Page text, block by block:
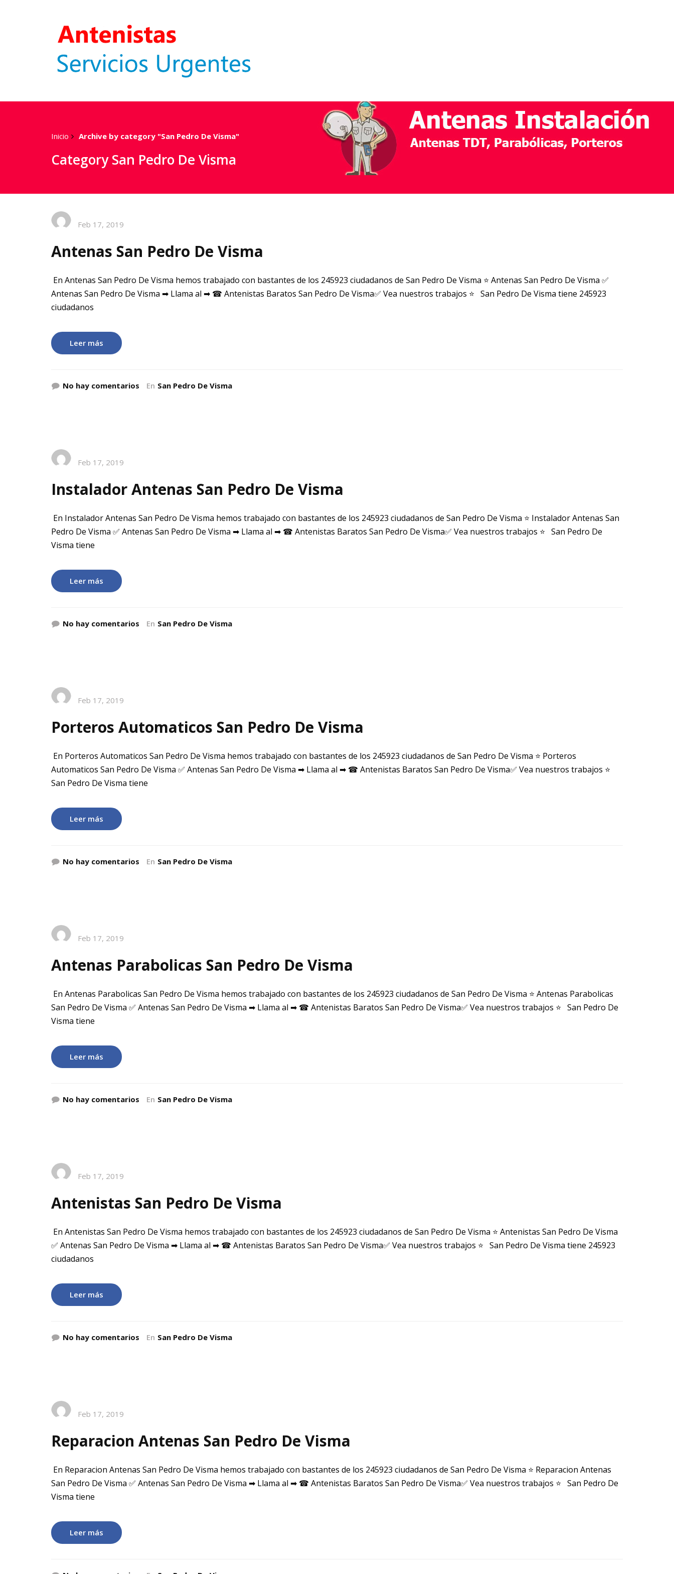
Inicio Archive by category "San Pedro De Visma"
Category San Pedro De Visma
Feb 17, 2019
Antenas San Pedro De Visma
En Antenas San Pedro De Visma hemos trabajado con bastantes de los 245923 ciudadanos de San Pedro De Visma ⭐ Antenas San Pedro De Visma ✅
Antenas San Pedro De Visma ➡ Llama al ➡ ☎ Antenistas Baratos San Pedro De Visma✅ Vea nuestros trabajos ⭐ San Pedro De Visma tiene 245923
ciudadanos
Leer más
No hay comentarios En San Pedro De Visma
Feb 17, 2019
Instalador Antenas San Pedro De Visma
En Instalador Antenas San Pedro De Visma hemos trabajado con bastantes de los 245923 ciudadanos de San Pedro De Visma ⭐ Instalador Antenas San
Pedro De Visma ✅ Antenas San Pedro De Visma ➡ Llama al ➡ ☎ Antenistas Baratos San Pedro De Visma✅ Vea nuestros trabajos ⭐ San Pedro De
Visma tiene
Leer más
No hay comentarios En San Pedro De Visma
Feb 17, 2019
Porteros Automaticos San Pedro De Visma
En Porteros Automaticos San Pedro De Visma hemos trabajado con bastantes de los 245923 ciudadanos de San Pedro De Visma ⭐ Porteros
Automaticos San Pedro De Visma ✅ Antenas San Pedro De Visma ➡ Llama al ➡ ☎ Antenistas Baratos San Pedro De Visma✅ Vea nuestros trabajos ⭐
San Pedro De Visma tiene
Leer más
No hay comentarios En San Pedro De Visma
Feb 17, 2019
Antenas Parabolicas San Pedro De Visma
En Antenas Parabolicas San Pedro De Visma hemos trabajado con bastantes de los 245923 ciudadanos de San Pedro De Visma ⭐ Antenas Parabolicas
San Pedro De Visma ✅ Antenas San Pedro De Visma ➡ Llama al ➡ ☎ Antenistas Baratos San Pedro De Visma✅ Vea nuestros trabajos ⭐ San Pedro De
Visma tiene
Leer más
No hay comentarios En San Pedro De Visma
Feb 17, 2019
Antenistas San Pedro De Visma
En Antenistas San Pedro De Visma hemos trabajado con bastantes de los 245923 ciudadanos de San Pedro De Visma ⭐ Antenistas San Pedro De Visma
✅ Antenas San Pedro De Visma ➡ Llama al ➡ ☎ Antenistas Baratos San Pedro De Visma✅ Vea nuestros trabajos ⭐ San Pedro De Visma tiene 245923
ciudadanos
Leer más
No hay comentarios En San Pedro De Visma
Feb 17, 2019
Reparacion Antenas San Pedro De Visma
En Reparacion Antenas San Pedro De Visma hemos trabajado con bastantes de los 245923 ciudadanos de San Pedro De Visma ⭐ Reparacion Antenas
San Pedro De Visma ✅ Antenas San Pedro De Visma ➡ Llama al ➡ ☎ Antenistas Baratos San Pedro De Visma✅ Vea nuestros trabajos ⭐ San Pedro De
Visma tiene
Leer más